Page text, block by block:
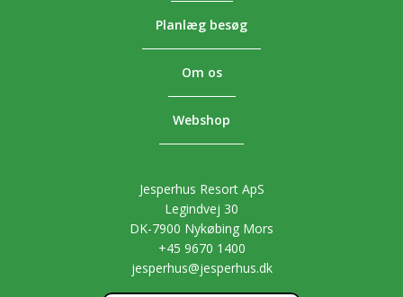
Planlæg besøg
Om os
Webshop
Jesperhus Resort ApS
Legindvej 30
DK-7900 Nykøbing Mors
+45 9670 1400
jesperhus@jesperhus.dk